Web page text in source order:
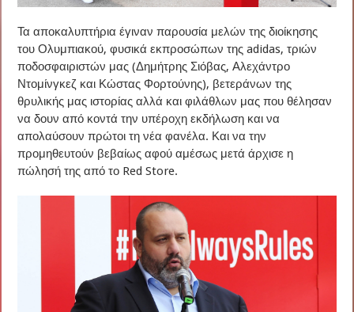
Τα αποκαλυπτήρια έγιναν παρουσία μελών της διοίκησης
του Ολυμπιακού, φυσικά εκπροσώπων της adidas, τριών
ποδοσφαιριστών μας (Δημήτρης Σιόβας, Αλεχάντρο
Ντομίνγκεζ και Κώστας Φορτούνης), βετεράνων της
θρυλικής μας ιστορίας αλλά και φιλάθλων μας που θέλησαν
να δουν από κοντά την υπέροχη εκδήλωση και να
απολαύσουν πρώτοι τη νέα φανέλα. Και να την
προμηθευτούν βεβαίως αφού αμέσως μετά άρχισε η
πώλησή της από το Red Store.